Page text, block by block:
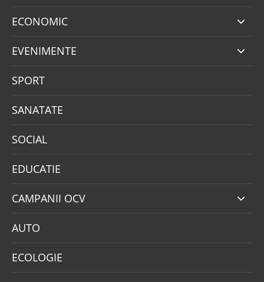
ECONOMIC
EVENIMENTE
SPORT
SANATATE
SOCIAL
EDUCATIE
CAMPANII OCV
AUTO
ECOLOGIE